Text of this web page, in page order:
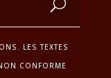
LES TEXTES
CONFORME